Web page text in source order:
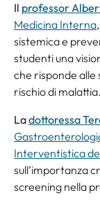
Il professor
Medicina Interna
sistemica e
studenti una
che risponde alle
rischio di malattia.
Ladottoressa
Interventistica
sull’importanza
screening nella